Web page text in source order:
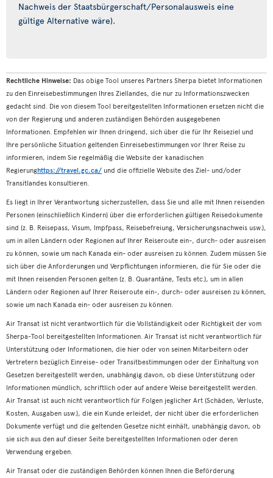
Nachweis der Staatsbürgerschaft/Personalausweis eine
gültige Alternative wäre).
Rechtliche Hinweise: Das obige Tool unseres Partners Sherpa bietet Informationen
zu den Einreisebestimmungen Ihres Ziellandes, die nur zu Informationszwecken
gedacht sind. Die von diesem Tool bereitgestellten Informationen ersetzen nicht die
von der Regierung und anderen zuständigen Behörden ausgegebenen
Informationen. Empfehlen wir Ihnen dringend, sich über die für Ihr Reiseziel und
Ihre persönliche Situation geltenden Einreisebestimmungen vor Ihrer Reise zu
informieren, indem Sie regelmäßig die Website der kanadischen
Regierunghttps://travel.gc.ca/ und die offizielle Website des Ziel- und/oder
Transitlandes konsultieren.
Es liegt in Ihrer Verantwortung sicherzustellen, dass Sie und alle mit Ihnen reisenden
Personen (einschließlich Kindern) über die erforderlichen gültigen Reisedokumente
sind (z. B. Reisepass, Visum, Impfpass, Reisebefreiung, Versicherungsnachweis usw.),
um in allen Ländern oder Regionen auf Ihrer Reiseroute ein-, durch- oder ausreisen
zu können, sowie um nach Kanada ein- oder ausreisen zu können. Zudem müssen Sie
sich über die Anforderungen und Verpflichtungen informieren, die für Sie oder die
mit Ihnen reisenden Personen gelten (z. B. Quarantäne, Tests etc.), um in allen
Ländern oder Regionen auf Ihrer Reiseroute ein-, durch- oder ausreisen zu können,
sowie um nach Kanada ein- oder ausreisen zu können.
Air Transat ist nicht verantwortlich für die Vollständigkeit oder Richtigkeit der vom
Sherpa-Tool bereitgestellten Informationen. Air Transat ist nicht verantwortlich für
Unterstützung oder Informationen, die hier oder von seinen Mitarbeitern oder
Vertretern bezüglich Einreise- oder Transitbestimmungen oder der Einhaltung von
Gesetzen bereitgestellt werden, unabhängig davon, ob diese Unterstützung oder
Informationen mündlich, schriftlich oder auf andere Weise bereitgestellt werden.
Air Transat ist auch nicht verantwortlich für Folgen jeglicher Art (Schäden, Verluste,
Kosten, Ausgaben usw.), die ein Kunde erleidet, der nicht über die erforderlichen
Dokumente verfügt und die geltenden Gesetze nicht einhält, unabhängig davon, ob
sie sich aus den auf dieser Seite bereitgestellten Informationen oder deren
Verwendung ergeben.
Air Transat oder die zuständigen Behörden können Ihnen die Beförderung